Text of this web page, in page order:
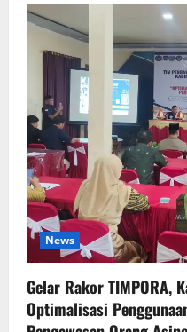
News
Gelar Rakor TIMPORA,
Optimalisasi